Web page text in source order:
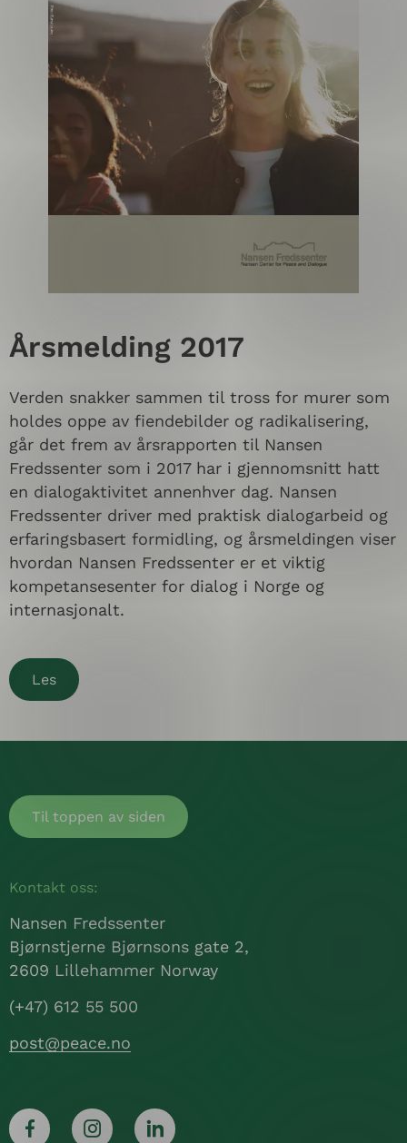
Årsmelding 2017
Verden snakker sammen til tross for murer som
holdes oppe av fiendebilder og radikalisering,
går det frem av årsrapporten til Nansen
Fredssenter som i 2017 har i gjennomsnitt hatt
en dialogaktivitet annenhver dag. Nansen
Fredssenter driver med praktisk dialogarbeid og
erfaringsbasert formidling, og årsmeldingen viser
hvordan Nansen Fredssenter er et viktig
kompetansesenter for dialog i Norge og
internasjonalt.
Les
Til toppen av siden
Kontakt oss:
Nansen Fredssenter
Bjørnstjerne Bjørnsons gate 2,
2609 Lillehammer Norway
(+47) 612 55 500
post@peace.no